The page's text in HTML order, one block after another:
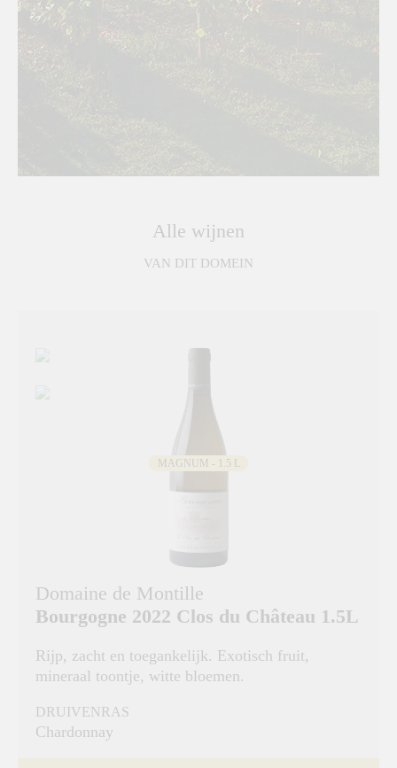
Alle wijnen
VAN DIT DOMEIN
MAGNUM - 1.5 L
Domaine de Montille
Bourgogne 2022 Clos du Château 1.5L
Rijp, zacht en toegankelijk. Exotisch fruit,
mineraal toontje, witte bloemen.
DRUIVENRAS
Chardonnay